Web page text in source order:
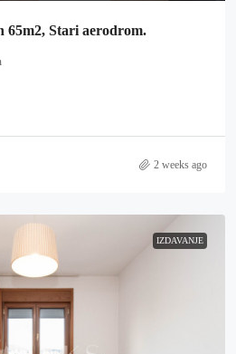
65m2, Stari aerodrom.
2 weeks ago
IZDAVANJE